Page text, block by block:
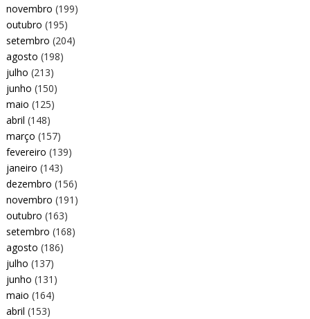
novembro (199)
outubro (195)
setembro (204)
agosto (198)
julho (213)
junho (150)
maio (125)
abril (148)
março (157)
fevereiro (139)
janeiro (143)
dezembro (156)
novembro (191)
outubro (163)
setembro (168)
agosto (186)
julho (137)
junho (131)
maio (164)
abril (153)